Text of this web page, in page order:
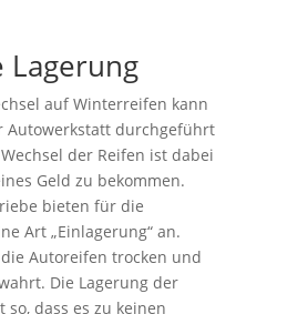
Lagerung
auf Winterreifen kann
Autowerkstatt durchgeführt
der Reifen ist dabei
Geld zu bekommen.
bieten für die
Art „Einlagerung“ an.
Autoreifen trocken und
Die Lagerung der
so, dass es zu keinen